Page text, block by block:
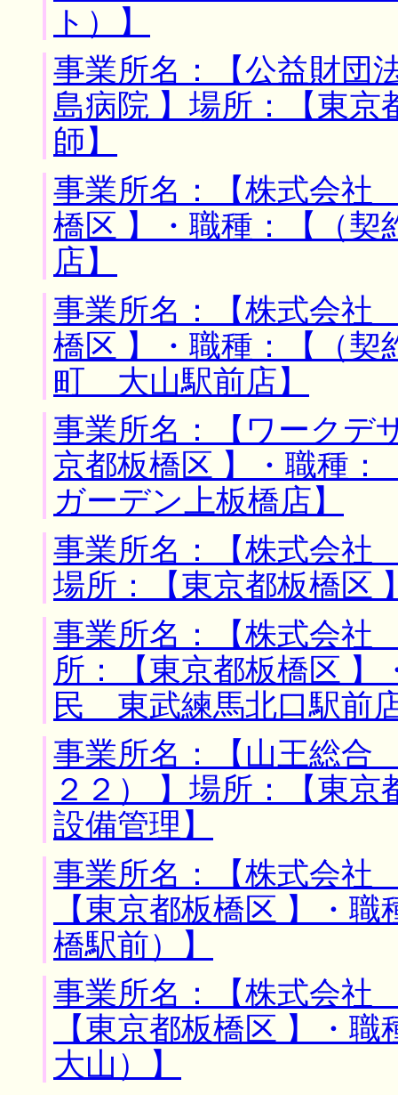
ト）】
事業所名：【公益財団
島病院 】場所：【東京
師】
事業所名：【株式会
橋区 】・職種：【（契
店】
事業所名：【株式会
橋区 】・職種：【（契
町 大山駅前店】
事業所名：【ワークデ
京都板橋区 】・職種
ガーデン上板橋店】
事業所名：【株式会
場所：【東京都板橋区
事業所名：【株式会
所：【東京都板橋区 】
民 東武練馬北口駅前
事業所名：【山王総
２２） 】場所：【東
設備管理】
事業所名：【株式会
【東京都板橋区 】・
橋駅前）】
事業所名：【株式会
【東京都板橋区 】・
大山）】